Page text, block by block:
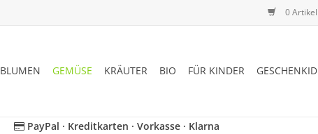
0
BLUMEN GEMÜSE KRÄUTER BIO FÜR KINDER
PayPal · Kreditkarten · Vorkasse · Klarna